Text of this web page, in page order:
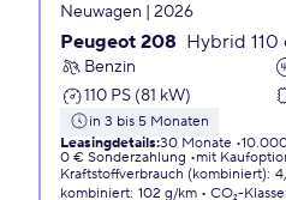
Neuwagen | 2026
Peugeot 208 Hybrid
Benzin
110 PS (81 kW)
in 3 bis 5 Monaten
Leasingdetails:30 Monate
0 € Sonderzahlung
mit
Kraftstoffverbrauch (kombiniert):
kombiniert: 102 g/km CO₂-Klasse: